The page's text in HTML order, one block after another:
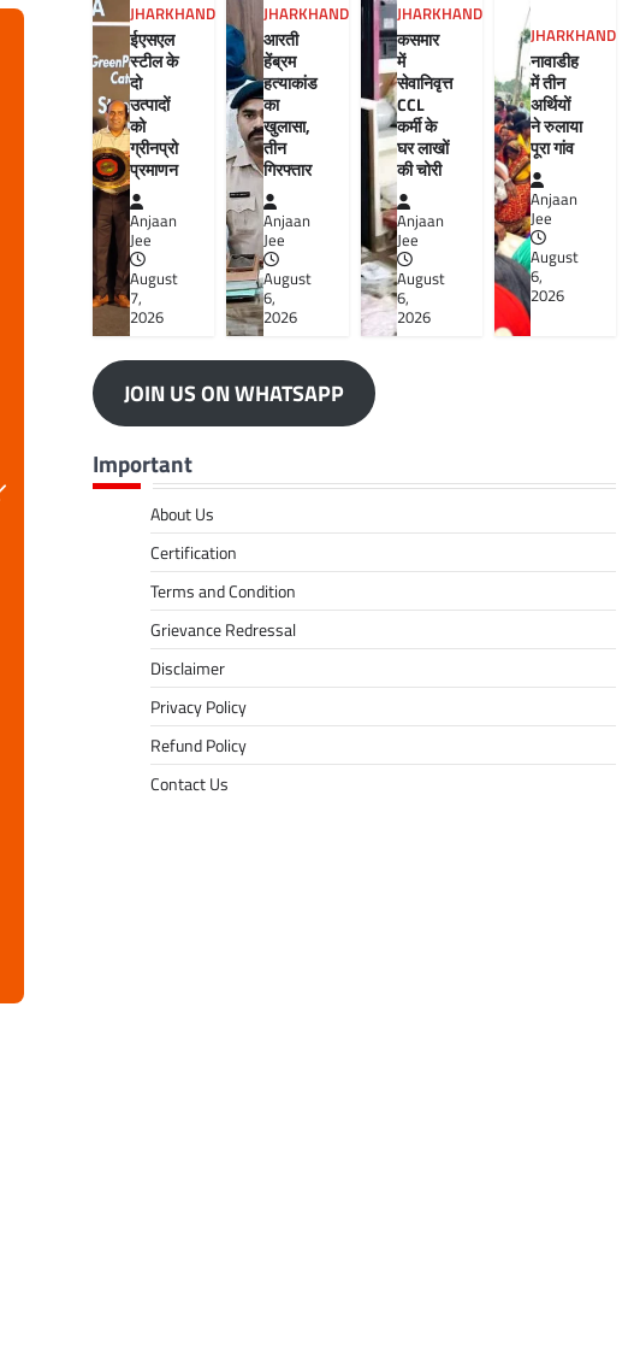
JHARKHAND
ईएसएल
स्टील के
दो
उत्पादों
को
ग्रीनप्रो
प्रमाणन
Anjaan
Jee
August
7,
2026
JHARKHAND
आरती
हेंब्रम
हत्याकांड
का
खुलासा,
तीन
गिरफ्तार
Anjaan
Jee
August
6,
2026
JHARKHAND
कसमार
में
सेवानिवृत्त
CCL
कर्मी के
घर लाखों
की चोरी
Anjaan
Jee
August
6,
2026
JHARKHAND
नावाडीह
में तीन
अर्थियों
ने रुलाया
पूरा गांव
Anjaan
Jee
August
6,
2026
JOIN US ON WHATSAPP
Important
About Us
Certification
Terms and Condition
Grievance Redressal
Disclaimer
Privacy Policy
Refund Policy
Contact Us